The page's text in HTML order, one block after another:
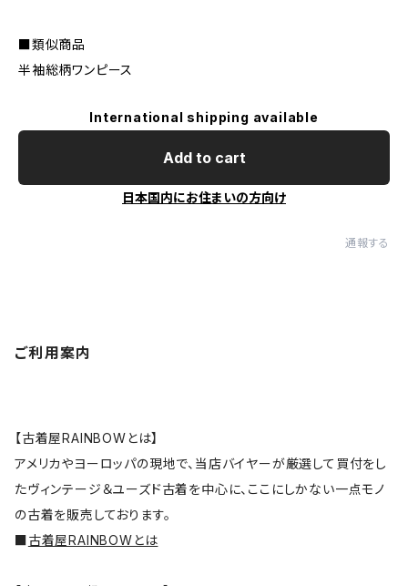
■類似商品
半袖総柄ワンピース
International shipping available
Add to cart
日本国内にお住まいの方向け
通報する
ご利用案内
【古着屋RAINBOWとは】
アメリカやヨーロッパの現地で、当店バイヤーが厳選して買付をし
たヴィンテージ＆ユーズド古着を中心に、ここにしかない一点モノ
の古着を販売しております。
■古着屋RAINBOWとは